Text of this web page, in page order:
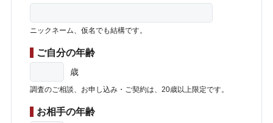
ニックネーム、仮名でも結構です。
ご自分の年齢
歳
調査のご相談、お申し込み・ご契約は、20歳以上限定です。
お相手の年齢